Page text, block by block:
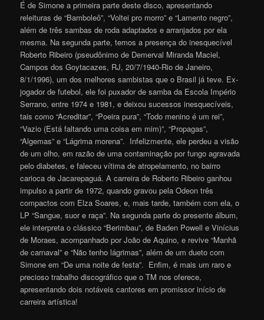
É de Simone a primeira parte deste disco, apresentando
releituras de “Bamboleô”, “Voltei pro morro” e “Lamento negro”,
além de três sambas de roda adaptados e arranjados por ela
mesma. Na segunda parte, temos a presença do inesquecível
Roberto Ribeiro (pseudônimo de Demerval Miranda Maciel,
Campos dos Goytacazes, RJ, 20/7/1940-Rio de Janeiro,
8/1/1996), um dos melhores sambistas que o Brasil já teve. Ex-
jogador de futebol, ele foi puxador de samba da Escola Império
Serrano, entre 1974 e 1981, e deixou sucessos inesquecíveis,
tais como “Acreditar”, “Poeira pura”, “Todo menino é um rei”,
“Vazio (Está faltando uma coisa em mim)”, “Propagas”,
“Algemas” e “Lágrima morena”. Infelizmente, ele perdeu a visão
de um olho, em razão de uma contaminação por fungo agravada
pelo diabetes, e faleceu vítima de atropelamento, no bairro
carioca de Jacarepaguá. A carreira de Roberto Ribeiro ganhou
impulso a partir de 1972, quando gravou pela Odeon três
compactos com Elza Soares, e, mais tarde, também com ela, o
LP “Sangue, suor e raça”. Na segunda parte do presente álbum,
ele interpreta o clássico “Berimbau”, de Baden Powell e Vinícius
de Moraes, acompanhado por João de Aquino, e revive “Manhã
de carnaval” e “Não tenho lágrimas”, além de um dueto com
Simone em “De uma noite de festa”. Enfim, é mais um raro e
precioso trabalho discográfico que o TM nos oferece,
apresentando dois notáveis cantores em promissor início de
carreira artística!